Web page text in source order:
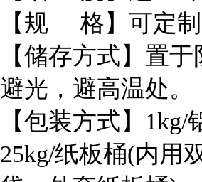
【规 格】可定制
【储存方式】置于
避光，避高温处。
【包装方式】1kg/
25kg/纸板桶(内用